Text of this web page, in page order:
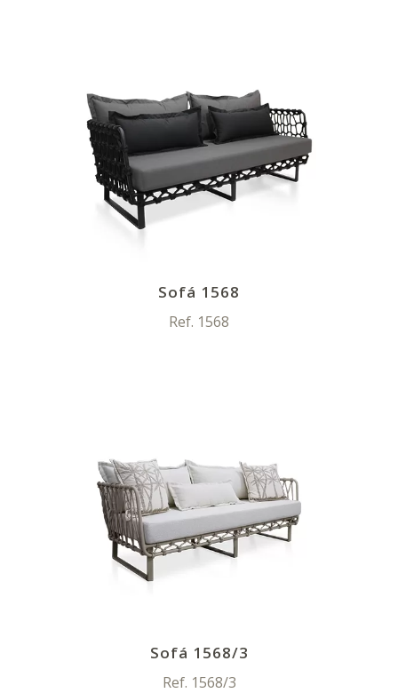
Sofá 1568
Ref. 1568
Sofá 1568/3
Ref. 1568/3